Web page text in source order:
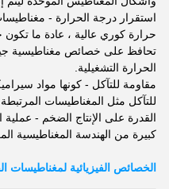
استقرار درجة الحرارة -
تحافظ على خصائص مغناطيسية
الحرارة التشغيلية.
مقاومة للتآكل - كونها مواد
للتآكل مثل المغناطيسات
القدرة على الإنتاج الضخم - عملية
كبيرة من الهندسة المغناطيسية
الخصائص الفيزيائية لمغناطيسات